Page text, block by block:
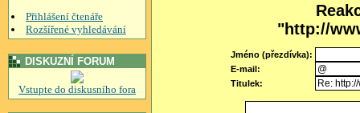
Přihlášení čtenáře
Rozšířené vyhledávání
DISKUZNÍ FORUM
Vstupte do diskusního fora
"http://
Jméno (přezdívka):
E-mail:
Titulek: